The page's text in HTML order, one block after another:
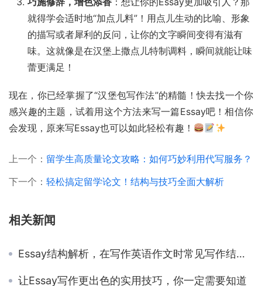
就得学会适时地“加点儿料”！用点儿生动的比喻、形象
的描写或者犀利的反问，让你的文字瞬间变得有滋有
味。这就像是在汉堡上撒点儿特制调料，瞬间就能让味
蕾更满足！
现在，你已经掌握了“汉堡包写作法”的精髓！快去找一个你
感兴趣的主题，试着用这个方法来写一篇Essay吧！相信你
会发现，原来写Essay也可以如此轻松有趣！
上一个： 留学生高质量论文攻略：如何巧妙利用代写服务？
下一个： 轻松搞定留学论文！结构与技巧全面大解析
相关新闻
Essay结构解析，在写作英语作文时常见写作结构整理
让Essay写作更出色的实用技巧，你一定需要知道